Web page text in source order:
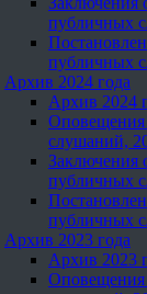
публичных
публичных
Архив 2024 года
Архив 2024
Оповещения
слушаний,
Заключения
публичных
публичных
Архив 2023 года
Архив 2023
Оповещения